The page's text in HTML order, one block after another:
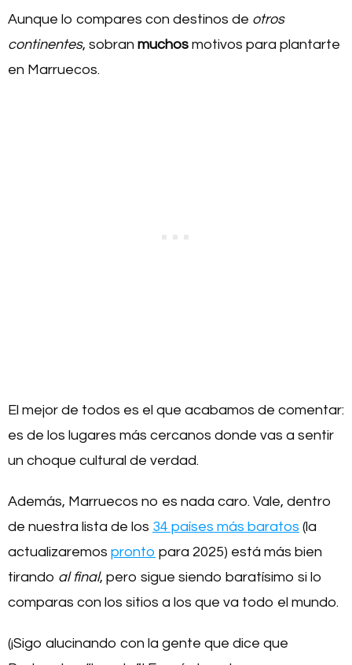
Aunque lo compares con destinos de otros
continentes, sobran muchos motivos para plantarte
en Marruecos.
El mejor de todos es el que acabamos de comentar:
es de los lugares más cercanos donde vas a sentir
un choque cultural de verdad.
Además, Marruecos no es nada caro. Vale, dentro
de nuestra lista de los 34 países más baratos (la
actualizaremos pronto para 2025) está más bien
tirando al final, pero sigue siendo baratísimo si lo
comparas con los sitios a los que va todo el mundo.
(¡Sigo alucinando con la gente que dice que